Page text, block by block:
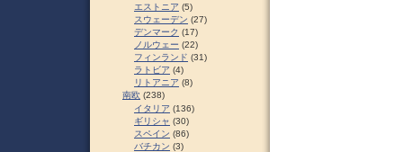
エストニア (5)
スウェーデン (27)
デンマーク (17)
ノルウェー (22)
フィンランド (31)
ラトビア (4)
リトアニア (8)
南欧 (238)
イタリア (136)
ギリシャ (30)
スペイン (86)
バチカン (3)